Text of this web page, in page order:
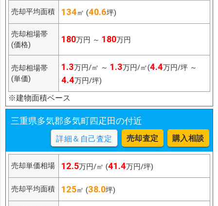
売却平均面積 134㎡ (40.6坪)
売却相場帯
(価格)
180万円 ～ 180万円
売却相場帯
(単価)
1.3万円/㎡ ～ 1.3万円/㎡(4.4万円/坪 ～
4.4万円/坪)
※建物面積ベース
三重県多気郡多気町四疋田の付近
詳細＆自己査定 売却査定 購入相談
売却単価相場 12.5万円/㎡ (41.4万円/坪)
売却平均面積 125㎡ (38.0坪)